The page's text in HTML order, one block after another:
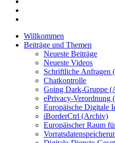
Willkommen
Beiträge und Themen
Neueste Beiträge
Neueste Videos
Schriftliche Anfragen
Chatkontrolle
Going Dark-Gruppe
ePrivacy-Verordnung
Europäische Digitale
iBorderCtrl (Archiv)
Europäischer Raum